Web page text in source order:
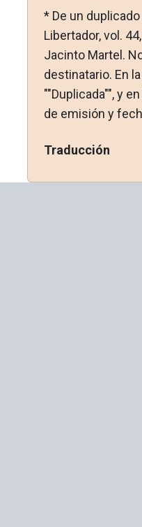
* De un
Libertador, vol.
Jacinto Martel.
destinatario. En
""Duplicada"", y
de emisión y
Traducción